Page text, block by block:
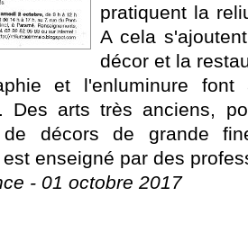
pratiquent la
A cela
décor et la
et l'enluminure
Des arts très anciens,
décors de grande
enseigné par des
- 01 octobre 2017